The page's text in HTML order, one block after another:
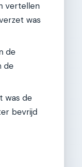
vertellen
was
de
de
was de
bevrijd